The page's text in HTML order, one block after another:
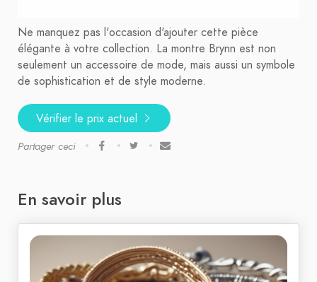
Ne manquez pas l'occasion d'ajouter cette pièce
élégante à votre collection. La montre Brynn est non
seulement un accessoire de mode, mais aussi un symbole
de sophistication et de style moderne.
Vérifier le prix actuel
Partager ceci
En savoir plus